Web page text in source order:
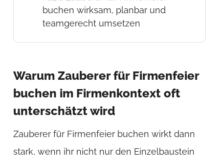
buchen wirksam, planbar und
teamgerecht umsetzen
Warum Zauberer für Firmenfeier
buchen im Firmenkontext oft
unterschätzt wird
Zauberer für Firmenfeier buchen wirkt dann
stark, wenn ihr nicht nur den Einzelbaustein